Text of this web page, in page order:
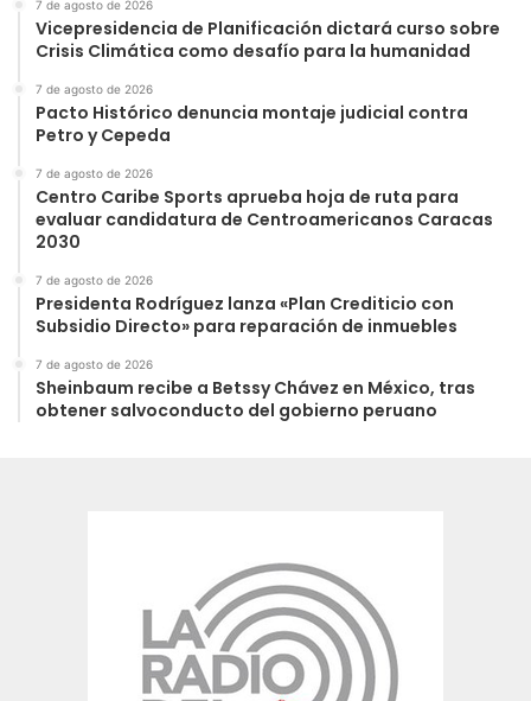
7 de agosto de 2026
Vicepresidencia de Planificación dictará curso sobre
Crisis Climática como desafío para la humanidad
7 de agosto de 2026
Pacto Histórico denuncia montaje judicial contra
Petro y Cepeda
7 de agosto de 2026
Centro Caribe Sports aprueba hoja de ruta para
evaluar candidatura de Centroamericanos Caracas
2030
7 de agosto de 2026
Presidenta Rodríguez lanza «Plan Crediticio con
Subsidio Directo» para reparación de inmuebles
7 de agosto de 2026
Sheinbaum recibe a Betssy Chávez en México, tras
obtener salvoconducto del gobierno peruano